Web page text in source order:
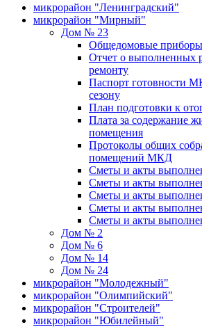
микрорайон "Ленинградский"
микрорайон "Мирный"
Дом № 23
Общедомовые
Отчет о выполненных
ремонту
Паспорт готовности
сезону
План подготовки к
Плата за содержание
помещения
Протоколы общих
помещений МКД
Сметы и акты
Сметы и акты
Сметы и акты
Сметы и акты
Сметы и акты
Дом № 2
Дом № 6
Дом № 14
Дом № 24
микрорайон "Молодежный"
микрорайон "Олимпийский"
микрорайон "Строителей"
микрорайон "Юбилейный"